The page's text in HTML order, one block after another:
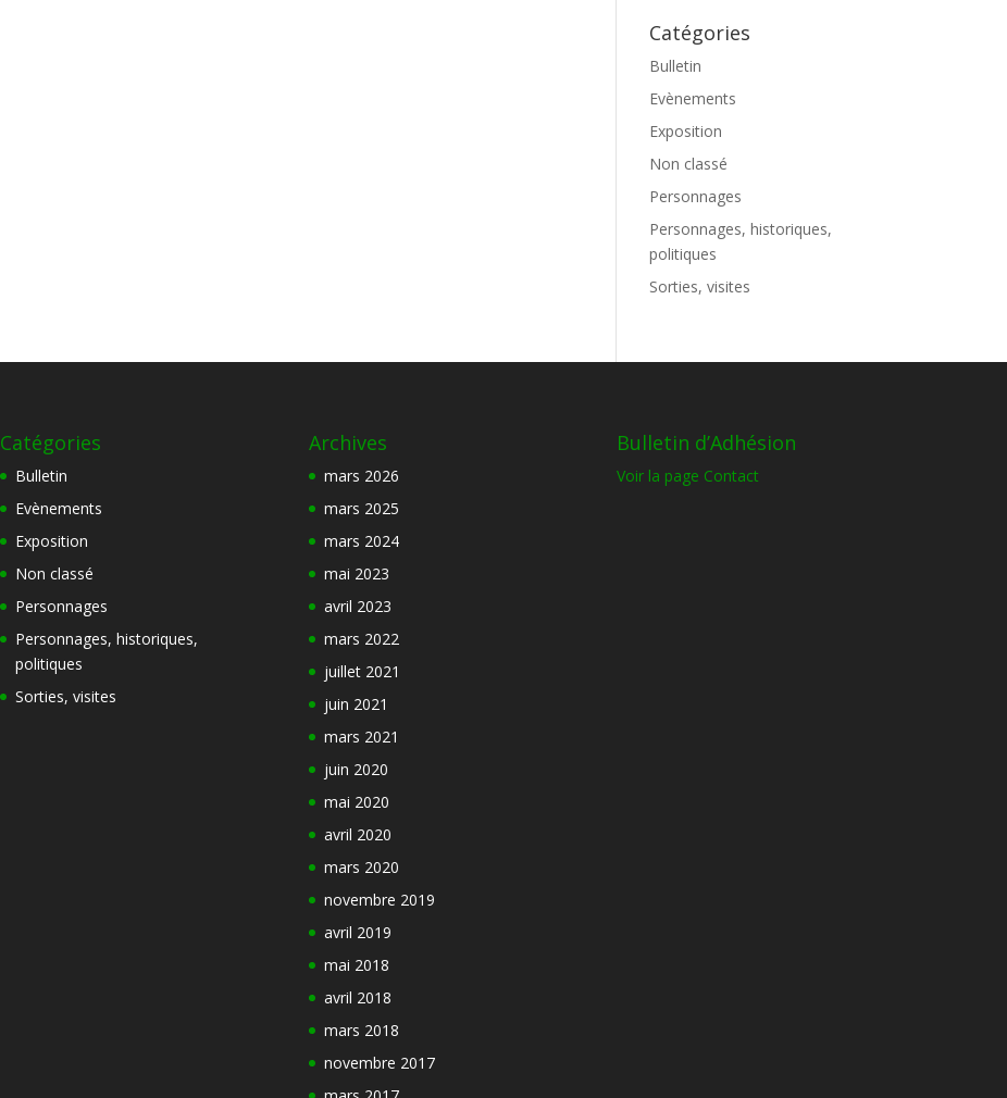
Catégories
Bulletin
Evènements
Exposition
Non classé
Personnages
Personnages, historiques,
politiques
Sorties, visites
Catégories
Bulletin
Evènements
Exposition
Non classé
Personnages
Personnages, historiques,
politiques
Sorties, visites
Archives
mars 2026
mars 2025
mars 2024
mai 2023
avril 2023
mars 2022
juillet 2021
juin 2021
mars 2021
juin 2020
mai 2020
avril 2020
mars 2020
novembre 2019
avril 2019
mai 2018
avril 2018
mars 2018
novembre 2017
Bulletin d’Adhésion
Voir la page Contact